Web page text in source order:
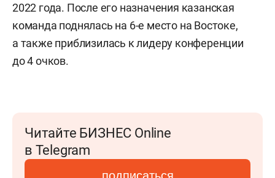
2022 года. После его назначения казанская
команда поднялась на 6-е место на Востоке,
а также приблизилась к лидеру конференции
до 4 очков.
Читайте БИЗНЕС Online
в Telegram